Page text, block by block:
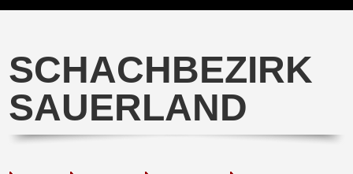
SCHACHBEZIRK
SAUERLAND